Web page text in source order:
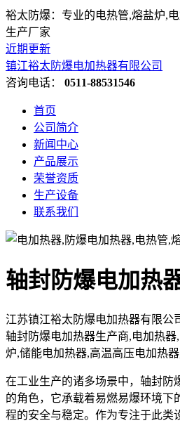
裕太防爆：专业的电热管,熔盐炉,
生产厂家
近期更新
镇江裕太防爆电加热器有限公司
咨询电话： 0511-88531546
首页
公司简介
新闻中心
产品展示
荣誉资质
生产设备
联系我们
轴封防爆电加热
江苏镇江裕太防爆电加热器有限公
轴封防爆电加热器生产商,电加热
炉,储能电加热器,高温高压电加热
在工业生产的诸多场景中，轴封防
的角色，它承载着易燃易爆环境下
程的安全与稳定。作为专注于此类